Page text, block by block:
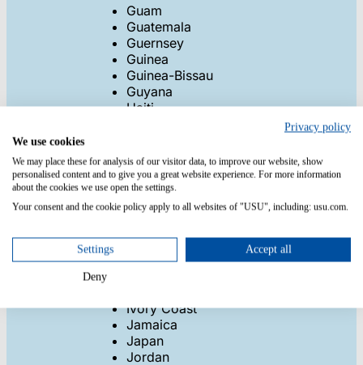
Guam
Guatemala
Guernsey
Guinea
Guinea-Bissau
Guyana
Haiti
Hungary
Iceland
India
Indonesia
Iraq
Ivory Coast
Jamaica
Japan
Jordan
Privacy policy
We use cookies
We may place these for analysis of our visitor data, to improve our website, show
personalised content and to give you a great website experience. For more information
about the cookies we use open the settings.
Your consent and the cookie policy apply to all websites of "USU", including: usu.com.
Settings Accept all
Deny